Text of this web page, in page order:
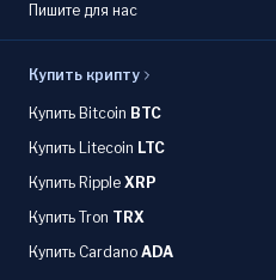
Пишите для нас
Купить крипту
Купить Bitcoin BTC
Купить Litecoin LTC
Купить Ripple XRP
Купить Tron TRX
Купить Cardano ADA